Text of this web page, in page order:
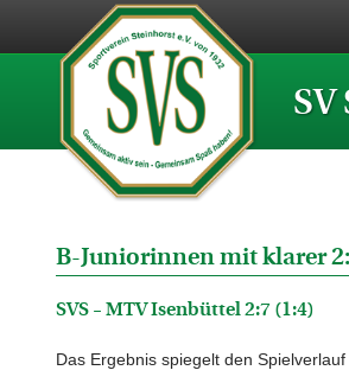
B-Juniorinnen mit klarer
SVS – MTV Isenbüttel 2:7 (1:4)
Das Ergebnis spiegelt den